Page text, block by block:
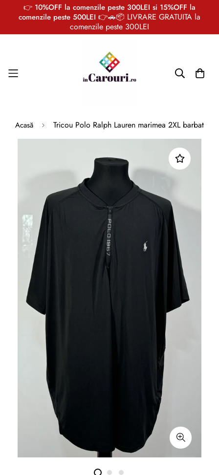
👉 10%OFF la comenzile peste 300LEI si 15%OFF la
comenzile peste 500LEI 👉🚗📦 LIVRARE GRATUITA la
comenzile peste 300LEI
Acasă Tricou Polo Ralph Lauren marimea 2XL barbat